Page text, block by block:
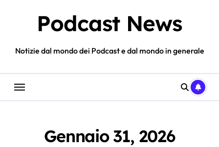
Podcast News
Notizie dal mondo dei Podcast e dal mondo in generale
Gennaio 31, 2026